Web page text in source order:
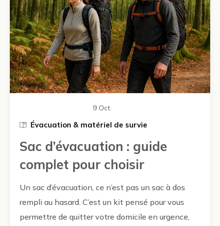
9 Oct
Évacuation & matériel de survie
Sac d’évacuation : guide
complet pour choisir
Un sac d’évacuation, ce n’est pas un sac à dos
rempli au hasard. C’est un kit pensé pour vous
permettre de quitter votre domicile en urgence,